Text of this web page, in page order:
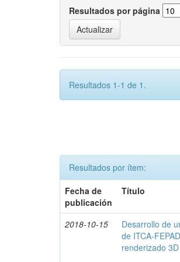
Resultados por página
Resultados 1-1 de 1.
Resultados por ítem:
Fecha de
publicación
Título
2018-10-15
Desarrollo de
de ITCA-
renderizado